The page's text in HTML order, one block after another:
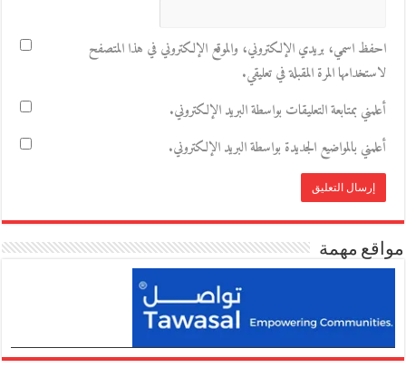
احفظ اسمي، بريدي الإلكتروني، والموقع الإلكتروني في هذا المتصفح
لاستخدامها المرة المقبلة في تعليقي.
أعلمني بمتابعة التعليقات بواسطة البريد الإلكتروني.
أعلمني بالمواضيع الجديدة بواسطة البريد الإلكتروني.
مواقع مهمة